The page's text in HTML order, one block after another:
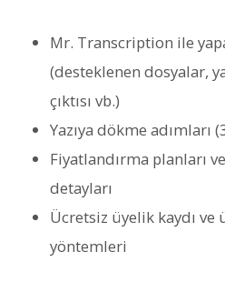
Mr. Transcription ile
(desteklenen dosyalar,
çıktısı vb.)
Yazıya dökme adımları
Fiyatlandırma planları
detayları
Ücretsiz üyelik kaydı ve
yöntemleri